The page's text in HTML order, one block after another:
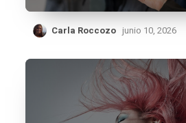
Carla Roccozo junio 10, 2026